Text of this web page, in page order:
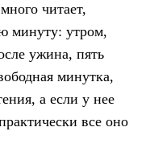
читает,
минуту: утром,
ужина, пять
минутка,
а если у нее
все оно